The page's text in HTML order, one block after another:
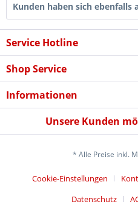
Kunden haben sich ebenfalls
Service Hotline
Shop Service
Informationen
Unsere Kunden
* Alle Preise inkl.
Cookie-Einstellungen
Datenschutz